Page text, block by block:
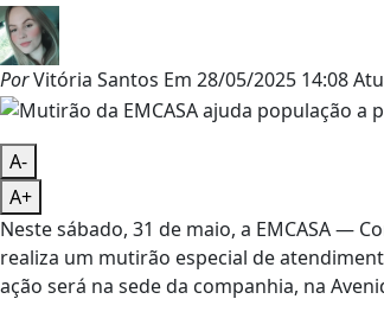
PorVitória Santos Em 28/05/2025 14:08
A-
A+
Neste sábado, 31 de maio, a EMCASA —
realiza um mutirão especial de
ação será na sede da companhia, na